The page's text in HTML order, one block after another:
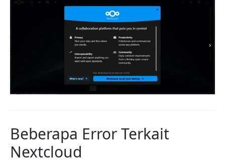
Beberapa Error Terkait
Nextcloud